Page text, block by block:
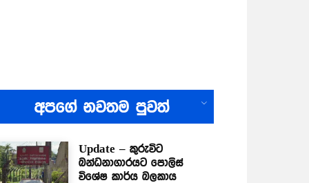
අපගේ නවතම පුවත්
Update – කුරුවිට
බන්ධනාගාරයට පොලිස්
විශේෂ කාර්ය බලකාය